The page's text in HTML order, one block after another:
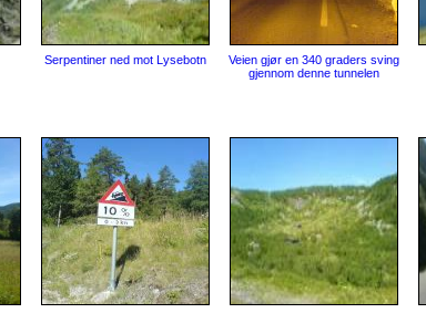
Serpentiner ned mot Lysebotn
Veien gjør en 340 graders sving
gjennom denne tunnelen